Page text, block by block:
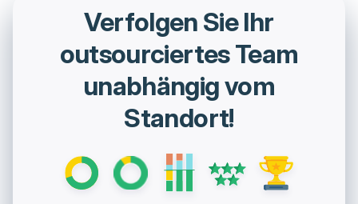
Verfolgen Sie Ihr
outsourciertes Team
unabhängig vom
Standort!